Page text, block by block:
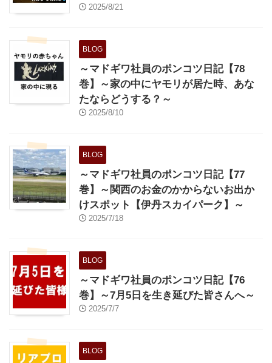
2025/8/21
BLOG
～マドギワ社員のポンコツ日記【78
巻】～家の中にヤモリが居た時、あな
たならどうする？～
2025/8/10
BLOG
～マドギワ社員のポンコツ日記【77
巻】～関西のお金のかからないお出か
けスポット【伊丹スカイパーク】～
2025/7/18
BLOG
～マドギワ社員のポンコツ日記【76
巻】～7月5日を生き延びた皆さんへ～
2025/7/7
BLOG